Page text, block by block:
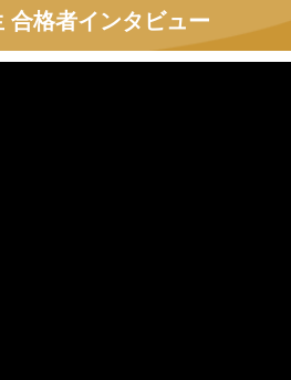
合格者インタビュー